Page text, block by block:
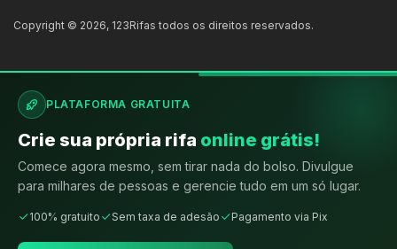
Copyright © 2026, 123Rifas todos os direitos reservados.
PLATAFORMA GRATUITA
Crie sua própria rifa online grátis!
Comece agora mesmo, sem tirar nada do bolso. Divulgue
para milhares de pessoas e gerencie tudo em um só lugar.
100% gratuito Sem taxa de adesão Pagamento via Pix